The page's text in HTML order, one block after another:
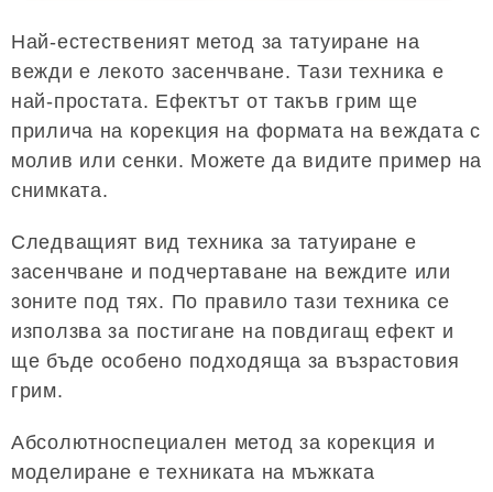
Най-естественият метод за татуиране на
вежди е лекото засенчване. Тази техника е
най-простата. Ефектът от такъв грим ще
прилича на корекция на формата на веждата с
молив или сенки. Можете да видите пример на
снимката.
Следващият вид техника за татуиране е
засенчване и подчертаване на веждите или
зоните под тях. По правило тази техника се
използва за постигане на повдигащ ефект и
ще бъде особено подходяща за възрастовия
грим.
Абсолютноспециален метод за корекция и
моделиране е техниката на мъжката